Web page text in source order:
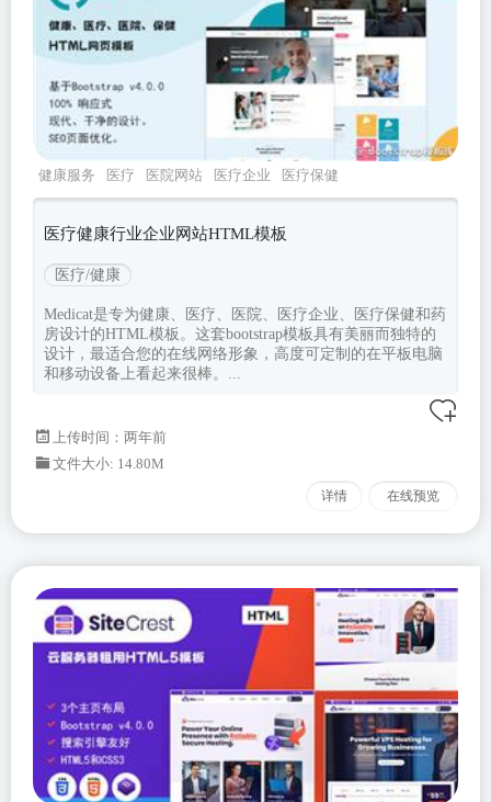
健康服务 医疗 医院网站 医疗企业 医疗保健
医疗健康行业企业网站HTML模板
医疗/健康
Medicat是专为健康、医疗、医院、医疗企业、医疗保健和药
房设计的HTML模板。这套bootstrap模板具有美丽而独特的
设计，最适合您的在线网络形象，高度可定制的在平板电脑
和移动设备上看起来很棒。...
上传时间：两年前
文件大小: 14.80M
详情 在线预览